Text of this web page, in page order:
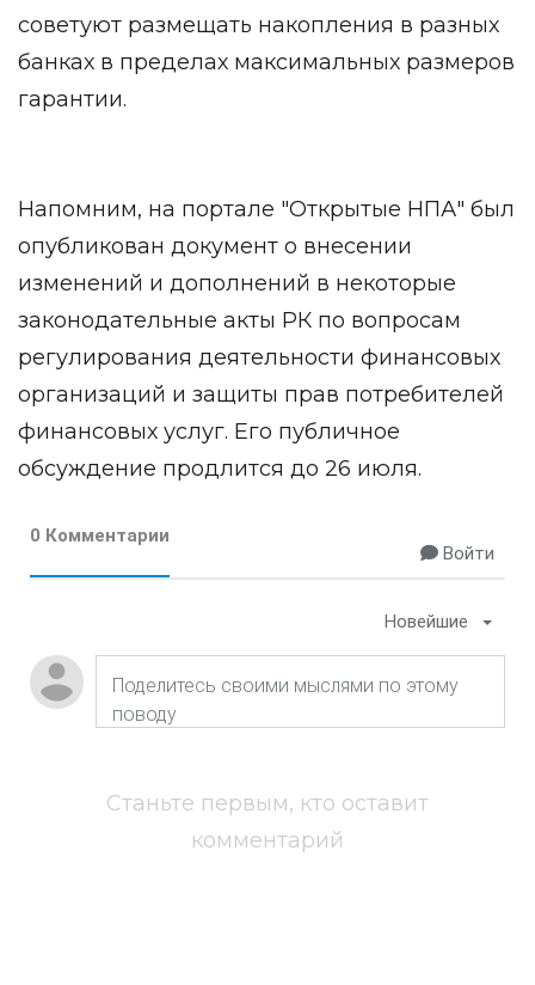
советуют размещать накопления в разных
банках в пределах максимальных размеров
гарантии.
Напомним, на портале "Открытые НПА" был
опубликован документ о внесении
изменений и дополнений в некоторые
законодательные акты РК по вопросам
регулирования деятельности финансовых
организаций и защиты прав потребителей
финансовых услуг. Его публичное
обсуждение продлится до 26 июля.
0 Комментарии
Войти
Новейшие
Станьте первым, кто оставит
комментарий